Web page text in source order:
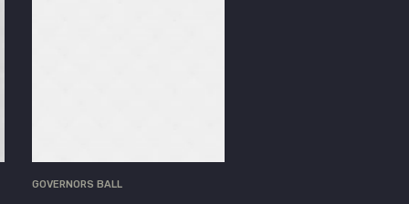
GOVERNORS BALL